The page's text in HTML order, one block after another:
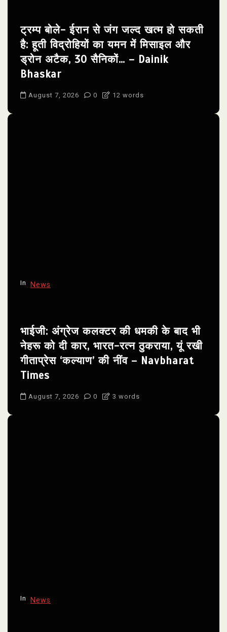
ट्रम्प बोले- ईरान से जंग जल्द खत्म हो सकती
है: हूती विद्रोहियों का यमन में मिसाइल और
ड्रोन अटैक, 30 सैनिकों… – Dainik
Bhaskar
August 7, 2026 0 12 words
In News
भाईजी: अंग्रेज कलक्टर की धमकी के बाद भी
नेहरू को दी कार, भारत-रत्न ठुकराया, यूं रखी
गीताप्रेस ‘कल्याण’ की नींव – Navbharat
Times
August 7, 2026 0 3 words
In News